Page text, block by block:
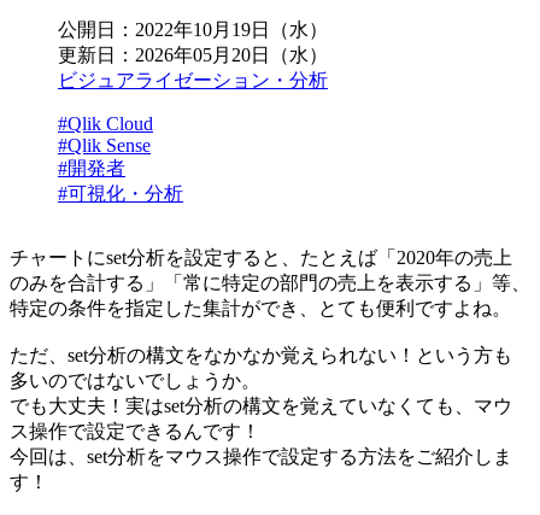
公開日： 2022年10月19日（水）
更新日： 2026年05月20日（水）
ビジュアライゼーション・分析
#Qlik Cloud
#Qlik Sense
#開発者
#可視化・分析
チャートにset分析を設定すると、たとえば「2020年の売上
のみを合計する」「常に特定の部門の売上を表示する」等、
特定の条件を指定した集計ができ、とても便利ですよね。
ただ、set分析の構文をなかなか覚えられない！という方も
多いのではないでしょうか。
でも大丈夫！実はset分析の構文を覚えていなくても、マウ
ス操作で設定できるんです！
今回は、set分析をマウス操作で設定する方法をご紹介しま
す！